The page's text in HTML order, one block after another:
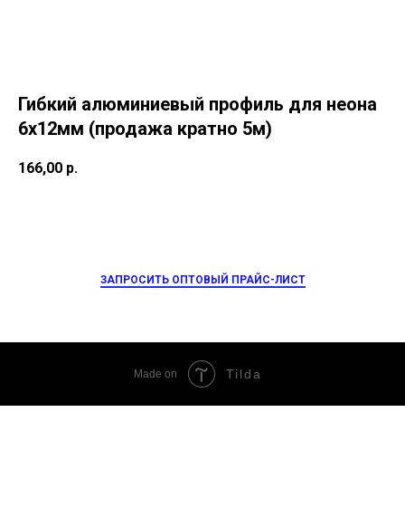
Гибкий алюминиевый профиль для неона
6x12мм (продажа кратно 5м)
166,00 р.
ЗАПРОСИТЬ ОПТОВЫЙ ПРАЙС-ЛИСТ
Made on Tilda